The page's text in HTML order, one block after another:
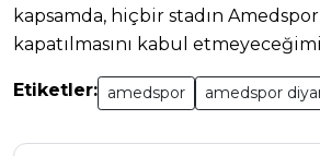
kapsamda, hiçbir stadın
kapatılmasını kabul
Etiketler: amedspor amedspor